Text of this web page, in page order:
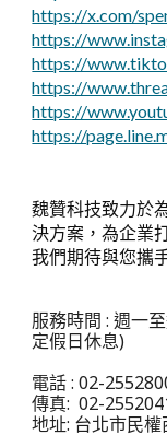
https://x.com/
https://
https://
https://
https://
https://
魏贊科技致力於
決方案，為企業
我們期待與您攜
服務時間 : 週一
定假日休息)
電話 : 02-
傳真: 02-
地址: 台北市民